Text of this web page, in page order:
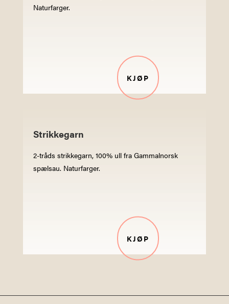
Naturfarger.
KJØP
Strikkegarn
2-tråds strikkegarn, 100% ull fra Gammalnorsk
spælsau. Naturfarger.
KJØP